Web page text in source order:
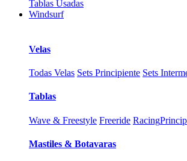
Tablas Usadas
Windsurf
Velas
Todas Velas Sets Principiente Sets
Tablas
Wave & Freestyle Freeride Racing
Mastiles & Botavaras